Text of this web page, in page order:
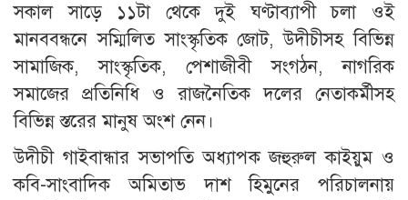
সকাল সাড়ে ১১টা থেকে দুই ঘণ্টাব্যাপী চলা ওই
মানববন্ধনে সম্মিলিত সাংস্কৃতিক জোট, উদীচীসহ বিভিন্ন
সামাজিক, সাংস্কৃতিক, পেশাজীবী সংগঠন, নাগরিক
সমাজের প্রতিনিধি ও রাজনৈতিক দলের নেতাকর্মীসহ
বিভিন্ন স্তরের মানুষ অংশ নেন।
উদীচী গাইবান্ধার সভাপতি অধ্যাপক জহুরুল কাইয়ুম ও
কবি-সাংবাদিক অমিতাভ দাশ হিমুনের পরিচালনায়